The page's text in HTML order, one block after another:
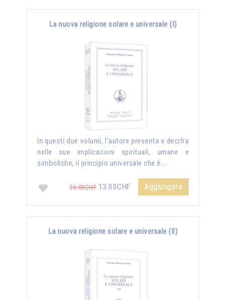
La nuova religione solare e universale (I)
In questi due volumi, l’autore presenta e decifra
nelle sue implicazioni spirituali, umane e
simboliche, il principio universale che è …
26.00CHF 13.00CHF Aggiungere
La nuova religione solare e universale (II)